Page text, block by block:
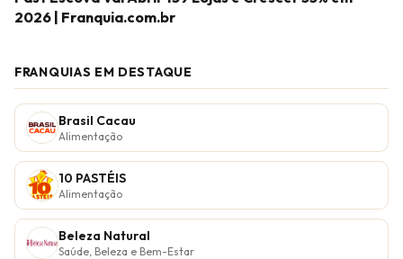
2026 | Franquia.com.br
FRANQUIAS EM DESTAQUE
Brasil Cacau
Alimentação
10 PASTÉIS
Alimentação
Beleza Natural
Saúde, Beleza e Bem-Estar